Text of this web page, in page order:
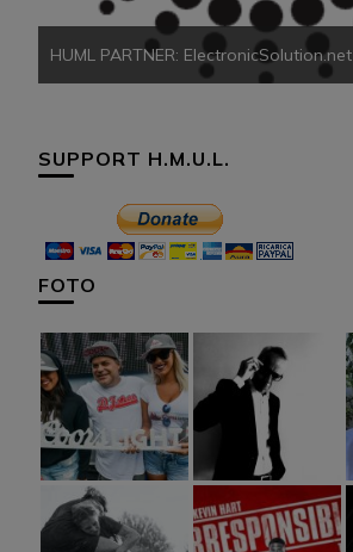
HUML PARTNER: ElectronicSolution.net
SUPPORT H.M.U.L.
FOTO